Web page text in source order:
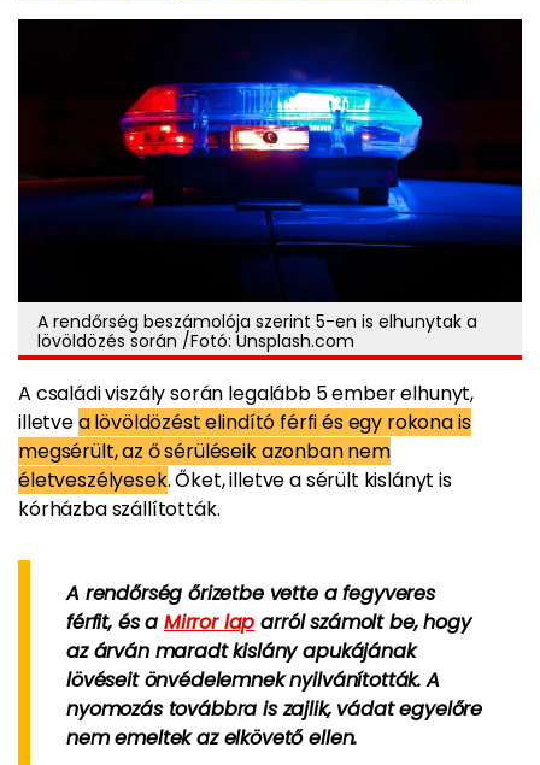
A rendőrség beszámolója szerint 5-en is elhunytak a
lövöldözés során /Fotó: Unsplash.com
A családi viszály során legalább 5 ember elhunyt,
illetvea lövöldözést elindító férfi és egy rokona is
megsérült, az ő sérüléseik azonban nem
életveszélyesek. Őket, illetve a sérült kislányt is
kórházba szállították.
A rendőrség őrizetbe vette a fegyveres
férfit, és a Mirror lap arról számolt be, hogy
az árván maradt kislány apukájának
lövéseit önvédelemnek nyilvánították. A
nyomozás továbbra is zajlik, vádat egyelőre
nem emeltek az elkövető ellen.